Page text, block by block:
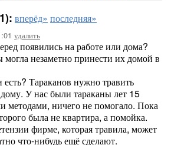
вперёд» последняя»
удалить
появились на работе или дома?
могла незаметно принести их домой в
Тараканов нужно травить
У нас были тараканы лет 15
методами, ничего не помогало. Пока
была не квартира, а помойка.
фирме, которая травила, может
что-нибудь ещё сделают.